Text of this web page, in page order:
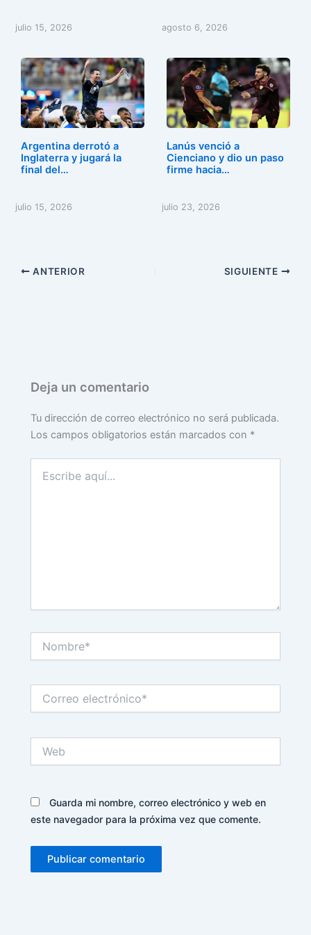
julio 15, 2026 agosto 6, 2026
Argentina derrotó a
Inglaterra y jugará la
final del…
julio 15, 2026
Lanús venció a
Cienciano y dio un paso
firme hacia…
julio 23, 2026
ANTERIOR SIGUIENTE
Deja un comentario
Tu dirección de correo electrónico no será publicada.
Los campos obligatorios están marcados con *
aquí...
electrónico*
Guarda mi nombre, correo electrónico y web en
este navegador para la próxima vez que comente.